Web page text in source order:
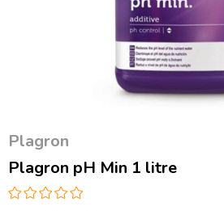
Plagron
Plagron pH Min 1 litre